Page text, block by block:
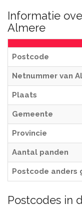
Informatie
Almere
Postcode
Netnummer van
Plaats
Gemeente
Provincie
Aantal panden
Postcode anders
Postcodes in